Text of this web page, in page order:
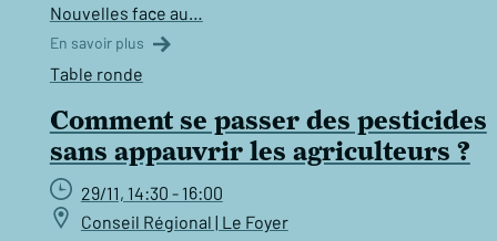
Nouvelles face au…
En savoir plus
Table ronde
Comment se passer des pesticides
sans appauvrir les agriculteurs ?
29/11, 14:30 - 16:00
Conseil Régional | Le Foyer